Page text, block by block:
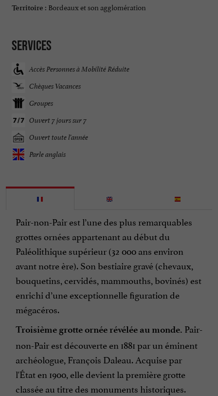
Territoire : Bordeaux et son agglomération
Services
Accès Personnes à Mobilité Réduite
Chèques Vacances
Groupes
Ouvert 7 jours sur 7
Ouvert toute l'année
Parle anglais
Pair-non-Pair est l’une des plus remarquables
grottes ornées appartenant au début du
Paléolithique supérieur (32 000 ans environ
avant notre ère). Son bestiaire gravé (chevaux,
bouquetins, cervidés, mammouths, bovinés) est
enrichi d’une exceptionnelle figuration de
mégacéros.
Troisième grotte ornée révélée au monde. Pair-
non-Pair est découverte en 1881 par un éminent
archéologue, François Daleau. Acquise par
l'État en 1900, elle devient la première grotte
classée au titre des monuments historiques.